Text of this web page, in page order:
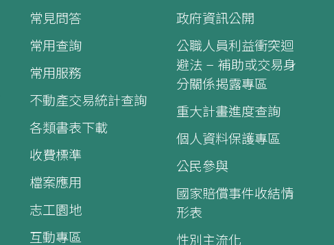
常見問答
常用查詢
常用服務
不動產交易統計查詢
各類書表下載
收費標準
檔案應用
志工園地
互動專區
政府資訊公開
公職人員利益衝突迴
避法 – 補助或交易身
分關係揭露專區
重大計畫進度查詢
個人資料保護專區
公民參與
國家賠償事件收結情
形表
性別主流化